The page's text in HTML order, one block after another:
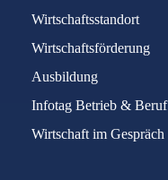
Wirtschaftsstandort
Wirtschaftsförderung
Ausbildung
Infotag Betrieb & Beruf
Wirtschaft im Gespräch